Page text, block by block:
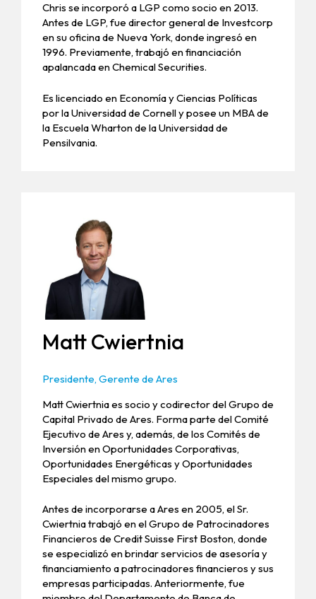
Chris se incorporó a LGP ​​como socio en 2013.
Antes de LGP, fue director general de Investcorp
en su oficina de Nueva York, donde ingresó en
1996. Previamente, trabajó en financiación
apalancada en Chemical Securities.
Es licenciado en Economía y Ciencias Políticas
por la Universidad de Cornell y posee un MBA de
la Escuela Wharton de la Universidad de
Pensilvania.
Matt Cwiertnia
Presidente, Gerente de Ares
Matt Cwiertnia es socio y codirector del Grupo de
Capital Privado de Ares. Forma parte del Comité
Ejecutivo de Ares y, además, de los Comités de
Inversión en Oportunidades Corporativas,
Oportunidades Energéticas y Oportunidades
Especiales del mismo grupo.
Antes de incorporarse a Ares en 2005, el Sr.
Cwiertnia trabajó en el Grupo de Patrocinadores
Financieros de Credit Suisse First Boston, donde
se especializó en brindar servicios de asesoría y
financiamiento a patrocinadores financieros y sus
empresas participadas. Anteriormente, fue